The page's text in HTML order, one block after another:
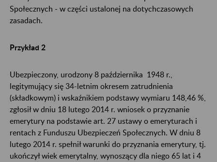
Społecznych - w części ustalonej na dotychczasowych
zasadach.
Przykład 2
Ubezpieczony, urodzony 8 października 1948 r.,
legitymujący się 34-letnim okresem zatrudnienia
(składkowym) i wskaźnikiem podstawy wymiaru 148,46 %,
zgłosił w dniu 18 lutego 2014 r. wniosek o przyznanie
emerytury na podstawie art. 27 ustawy o emeryturach i
rentach z Funduszu Ubezpieczeń Społecznych. W dniu 8
lutego 2014 r. spełnił warunki do przyznania emerytury, tj.
ukończył wiek emerytalny, wynoszący dla niego 65 lat i 4